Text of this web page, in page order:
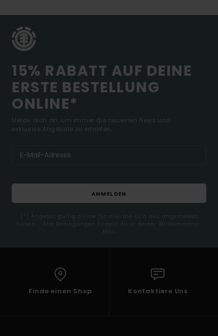
15% RABATT AUF DEINE
ERSTE BESTELLUNG
ONLINE*
Melde dich an, um immer die neuesten News und
exklusive Angebote zu erhalten.
ANMELDEN
(*) Angebot gültig online für alle, die sich neu angemeldet
haben - Alle Bedingungen findest du in deiner Willkommens-
Mail
Finde einen Shop Kontaktiere Uns